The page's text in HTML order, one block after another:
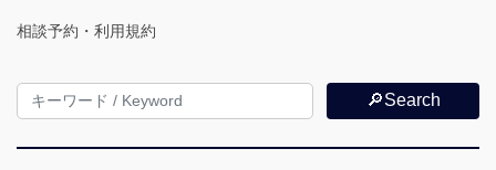
相談予約・利用規約
🔎Search